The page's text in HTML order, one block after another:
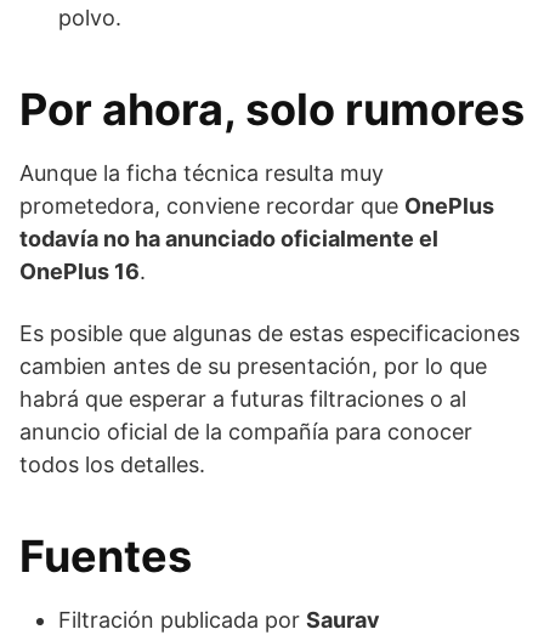
polvo.
Por ahora, solo rumores
Aunque la ficha técnica resulta muy
prometedora, conviene recordar que OnePlus
todavía no ha anunciado oficialmente el
OnePlus 16.
Es posible que algunas de estas especificaciones
cambien antes de su presentación, por lo que
habrá que esperar a futuras filtraciones o al
anuncio oficial de la compañía para conocer
todos los detalles.
Fuentes
Filtración publicada por Saurav